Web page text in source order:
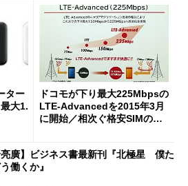
ター
大1.
ドコモが下り最大225Mbpsの
LTE-Advancedを2015年3月
に開始／相次ぐ格安SIMの増
亮廣】ビジネス書最新刊『北極星 僕た
働くか』